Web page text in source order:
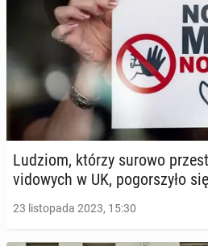
Ludziom, którzy surowo
vi­do­wych w UK, po­gor­szy­ło
23 listopada 2023, 15:30